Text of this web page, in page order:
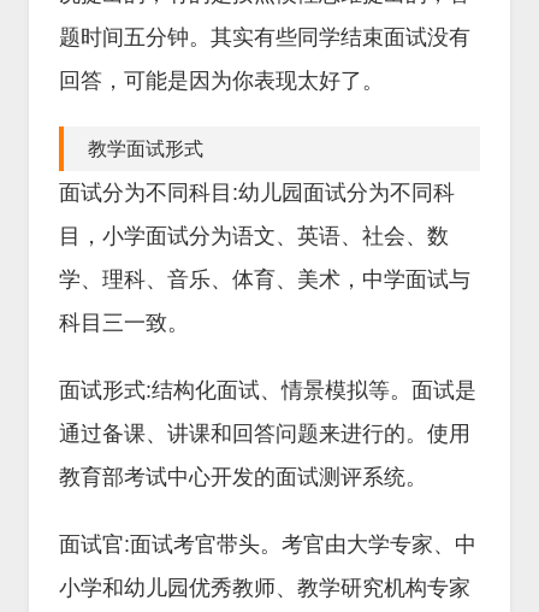
题时间五分钟。其实有些同学结束面试没有
回答，可能是因为你表现太好了。
教学面试形式
面试分为不同科目:幼儿园面试分为不同科
目，小学面试分为语文、英语、社会、数
学、理科、音乐、体育、美术，中学面试与
科目三一致。
面试形式:结构化面试、情景模拟等。面试是
通过备课、讲课和回答问题来进行的。使用
教育部考试中心开发的面试测评系统。
面试官:面试考官带头。考官由大学专家、中
小学和幼儿园优秀教师、教学研究机构专家